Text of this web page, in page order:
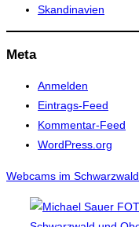
Skandinavien
Meta
Anmelden
Eintrags-Feed
Kommentar-Feed
WordPress.org
Webcams im Schwarzwald